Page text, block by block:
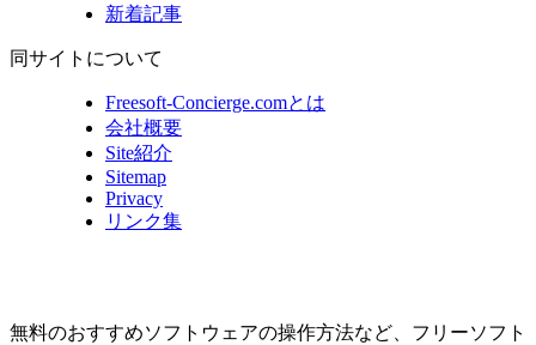
新着記事
同サイトについて
Freesoft-Concierge.comとは
会社概要
Site紹介
Sitemap
Privacy
リンク集
無料のおすすめソフトウェアの操作方法など、 フリーソフト